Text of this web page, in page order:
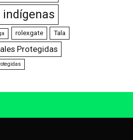
indígenas
rolexgate Tala
Protegidas